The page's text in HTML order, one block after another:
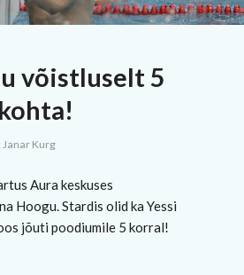
võistluselt 5
Janar Kurg
Aura keskuses
Hoogu. Stardis olid ka Yessi
jõuti poodiumile 5 korral!